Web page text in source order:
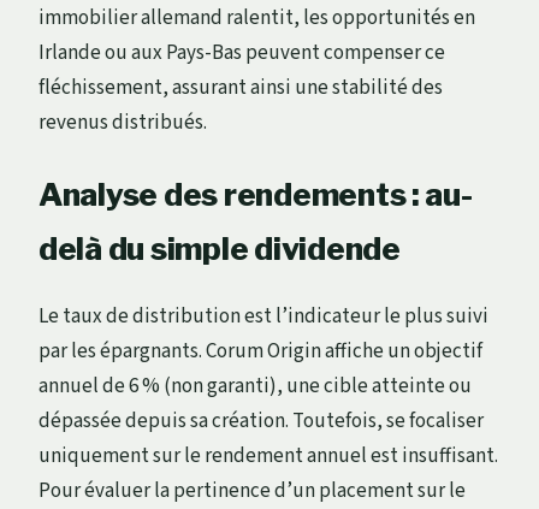
immobilier allemand ralentit, les opportunités en
Irlande ou aux Pays-Bas peuvent compenser ce
fléchissement, assurant ainsi une stabilité des
revenus distribués.
Analyse des rendements : au-
delà du simple dividende
Le taux de distribution est l’indicateur le plus suivi
par les épargnants. Corum Origin affiche un objectif
annuel de 6 % (non garanti), une cible atteinte ou
dépassée depuis sa création. Toutefois, se focaliser
uniquement sur le rendement annuel est insuffisant.
Pour évaluer la pertinence d’un placement sur le